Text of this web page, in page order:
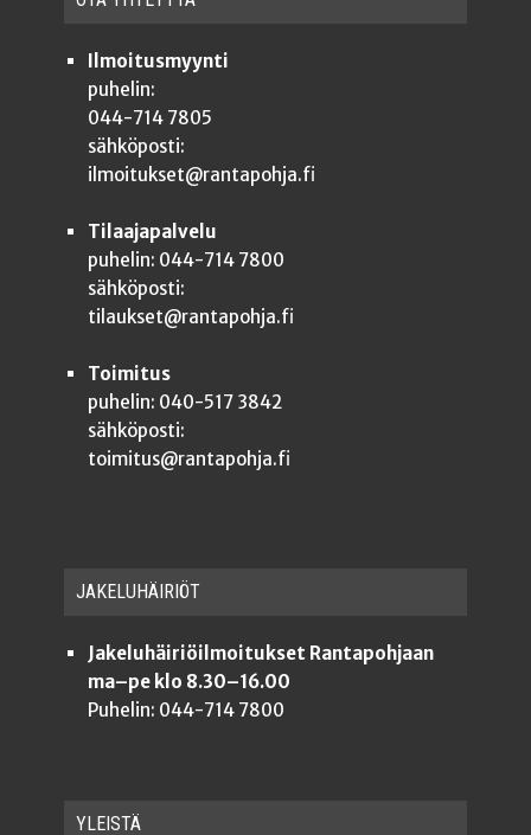
Ilmoitusmyynti
puhelin:
044-714 7805
sähköposti:
ilmoitukset@rantapohja.fi
Tilaajapalvelu
puhelin: 044-714 7800
sähköposti:
tilaukset@rantapohja.fi
Toimitus
puhelin: 040-517 3842
sähköposti:
toimitus@rantapohja.fi
JAKE­LU­HÄI­RIÖT
Jakeluhäiriöilmoitukset Rantapohjaan
ma–pe klo 8.30–16.00
Puhelin: 044-714 7800
YLEISTÄ